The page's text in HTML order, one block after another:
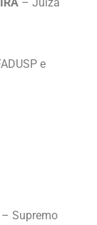
– Juíza
e
– Supremo